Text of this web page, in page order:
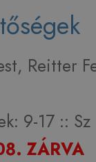
Reitter
9-17 :: Sz
ZÁRVA